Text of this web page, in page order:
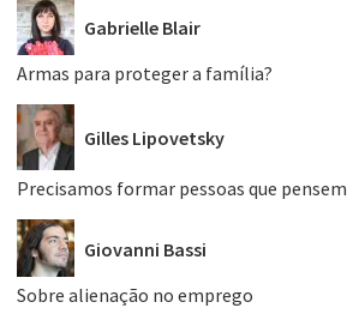
Gabrielle Blair
Armas para proteger a família?
Gilles Lipovetsky
Precisamos formar pessoas que pensem
Giovanni Bassi
Sobre alienação no emprego